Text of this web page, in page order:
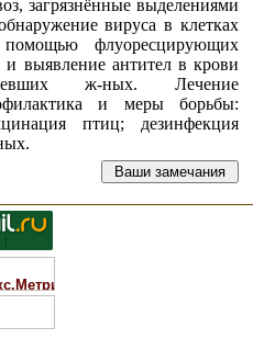
загрязнённые выделениями
вируса в клетках
флуоресцирующих
и выявление антител в крови
ж-ных. Лечение
и меры борьбы:
птиц; дезинфекция